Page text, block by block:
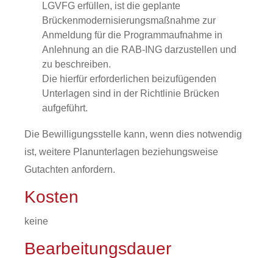
LGVFG erfüllen, ist die geplante
Brückenmodernisierungsmaßnahme zur
Anmeldung für die Programmaufnahme in
Anlehnung an die RAB-ING darzustellen und
zu beschreiben.
Die hierfür erforderlichen beizufügenden
Unterlagen sind in der Richtlinie Brücken
aufgeführt.
Die Bewilligungsstelle kann, wenn dies notwendig
ist, weitere Planunterlagen beziehungsweise
Gutachten anfordern.
Kosten
keine
Bearbeitungsdauer